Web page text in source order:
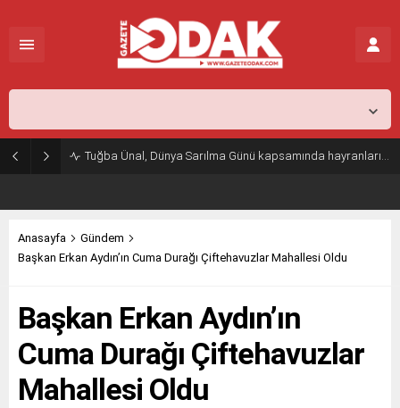
Tuğba Ünal, Dünya Sarılma Günü kapsamında hayranlarıyla buluştu
Anasayfa
Gündem
Başkan Erkan Aydın’ın Cuma Durağı Çiftehavuzlar Mahallesi Oldu
Başkan Erkan Aydın’ın
Cuma Durağı Çiftehavuzlar
Mahallesi Oldu